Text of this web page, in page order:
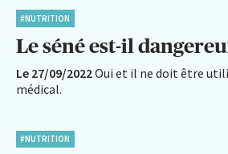
#NUTRITION
Le séné est-il
Le 27/09/2022Oui et il ne doit être
médical.
#NUTRITION